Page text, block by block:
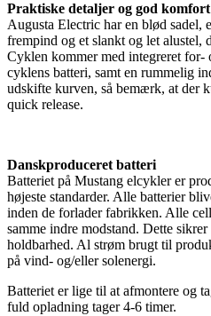
Praktiske detaljer og god komfort
Augusta Electric har en blød sadel,
frempind og et slankt og let alustel,
Cyklen kommer med integreret for-
cyklens batteri, samt en rummelig
udskifte kurven, så bemærk, at der
quick release.
Danskproduceret batteri
Batteriet på Mustang elcykler er
højeste standarder. Alle batterier
inden de forlader fabrikken. Alle
samme indre modstand. Dette
holdbarhed. Al strøm brugt til
på vind- og/eller solenergi.
Batteriet er lige til at afmontere og
fuld opladning tager 4-6 timer.